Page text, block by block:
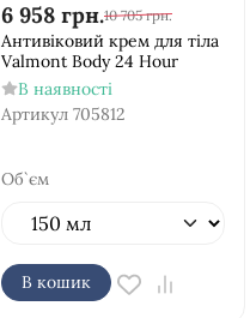
6 958 грн.10 705 грн.
Антивіковий крем для тіла
Valmont Body 24 Hour
В наявності
Артикул 705812
Об`єм
В кошик